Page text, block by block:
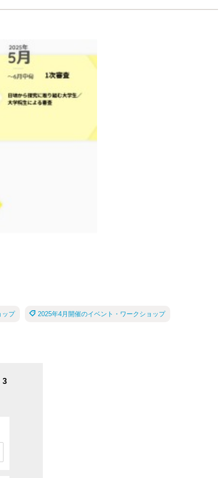
ップ 2025年4月開催のイベント・ワークショップ
3